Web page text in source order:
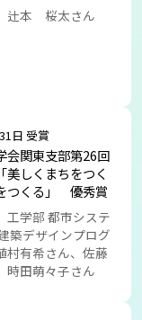
辻本 桜太さん
日 受賞
会関東支部第26回
美しくまちをつく
つくる」 優秀賞
工学部 都市システ
築デザインプログ
村有希さん、佐藤
時田萌々子さん